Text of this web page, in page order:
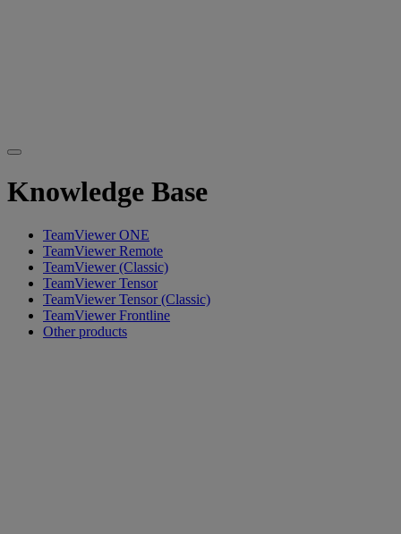
Knowledge Base
TeamViewer ONE
TeamViewer Remote
TeamViewer (Classic)
TeamViewer Tensor
TeamViewer Tensor (Classic)
TeamViewer Frontline
Other products